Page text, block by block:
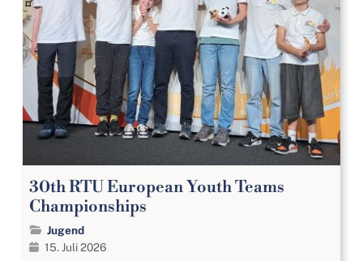
30th RTU European Youth Teams
Championships
Jugend
15. Juli 2026